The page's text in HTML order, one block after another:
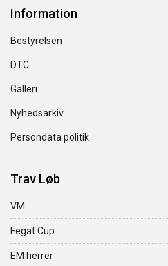
Information
Bestyrelsen
DTC
Galleri
Nyhedsarkiv
Persondata politik
Trav Løb
VM
Fegat Cup
EM herrer